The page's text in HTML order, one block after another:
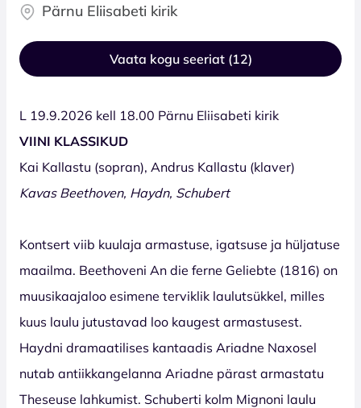
Pärnu Eliisabeti kirik
Vaata kogu seeriat (12)
L 19.9.2026 kell 18.00 Pärnu Eliisabeti kirik
VIINI KLASSIKUD
Kai Kallastu (sopran), Andrus Kallastu (klaver)
Kavas Beethoven, Haydn, Schubert
Kontsert viib kuulaja armastuse, igatsuse ja hüljatuse
maailma. Beethoveni An die ferne Geliebte (1816) on
muusikaajaloo esimene terviklik laulutsükkel, milles
kuus laulu jutustavad loo kaugest armastusest.
Haydni dramaatilises kantaadis Ariadne Naxosel
nutab antiikkangelanna Ariadne pärast armastatu
Theseuse lahkumist. Schuberti kolm Mignoni laulu